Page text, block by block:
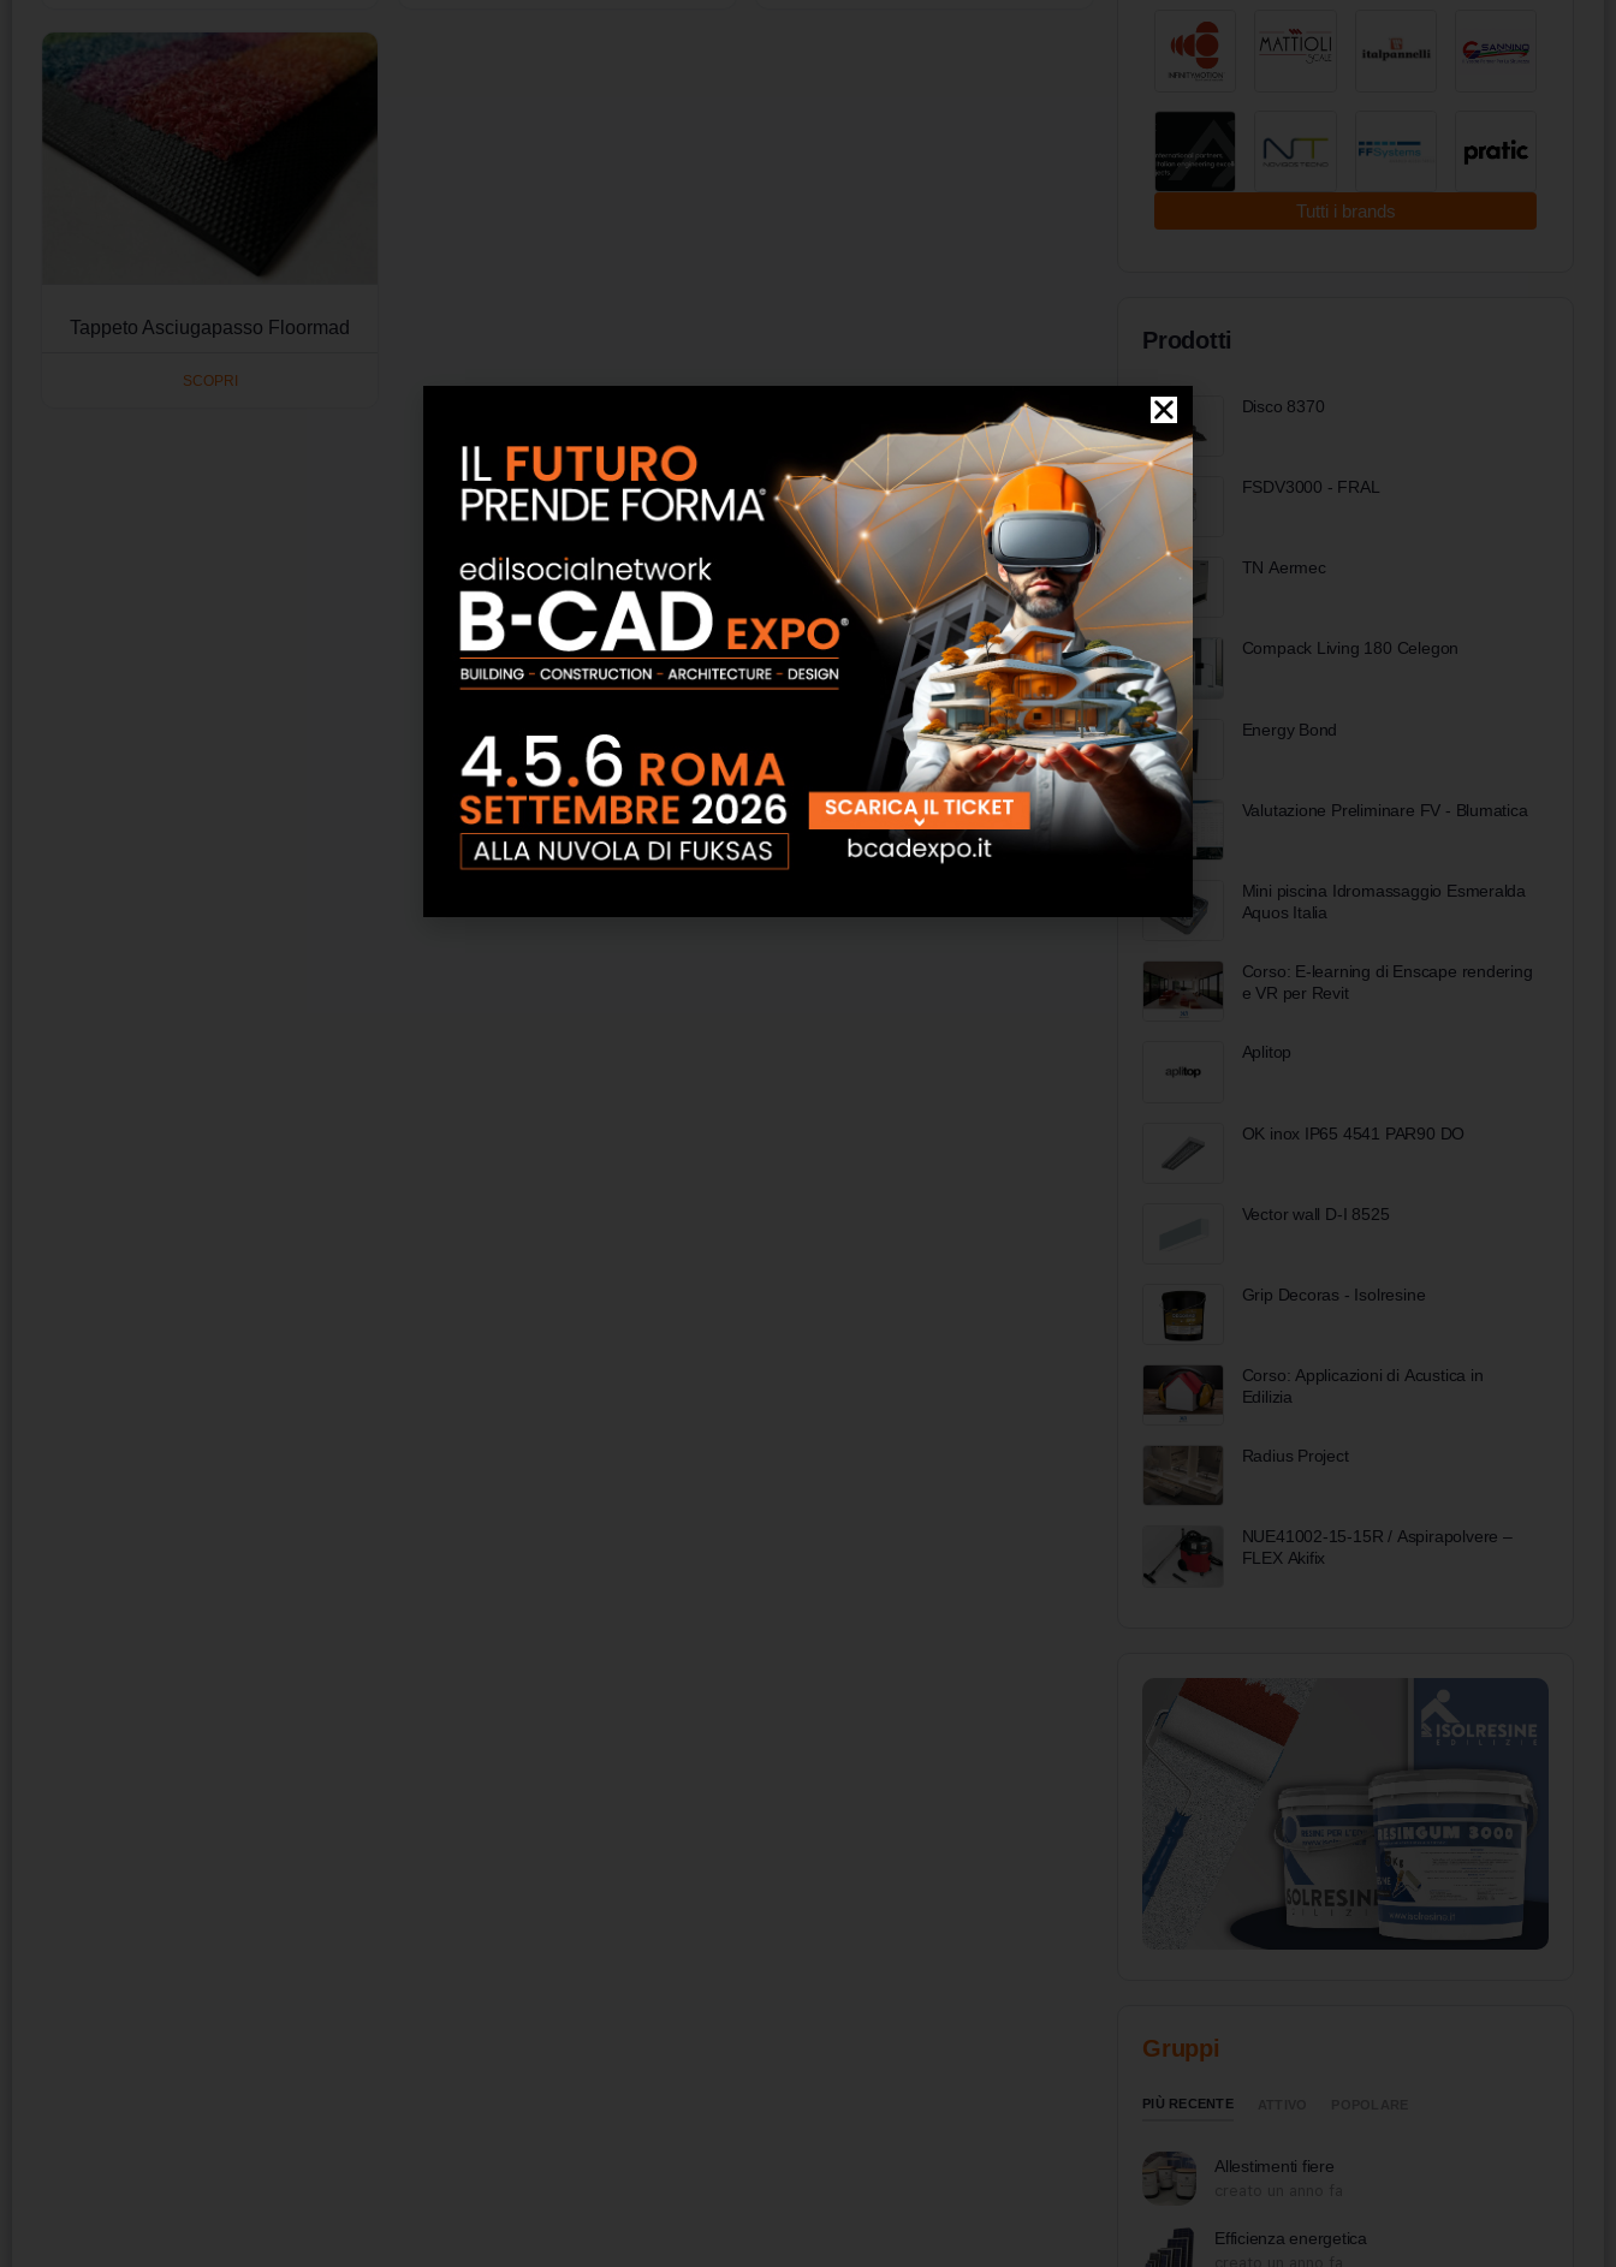
Tappeto Asciugapasso Floormad
SCOPRI
Tutti i brands
Prodotti
Disco 8370
FSDV3000 - FRAL
TN Aermec
Compack Living 180 Celegon
Energy Bond
Valutazione Preliminare FV - Blumatica
Mini piscina Idromassaggio Esmeralda
Aquos Italia
Corso: E-learning di Enscape rendering
e VR per Revit
Aplitop
OK inox IP65 4541 PAR90 DO
Vector wall D-I 8525
Grip Decoras - Isolresine
Corso: Applicazioni di Acustica in
Edilizia
Radius Project
NUE41002-15-15R / Aspirapolvere –
FLEX Akifix
Gruppi
PIÙ RECENTE
Allestimenti fiere
Efficienza energetica